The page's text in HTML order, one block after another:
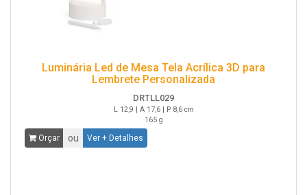
Luminária Led de Mesa Tela Acrílica 3D para
Lembrete Personalizada
DRTLL029
L 12,9 | A 17,6 | P 8,6 cm
165 g
Orçar ou Ver + Detalhes